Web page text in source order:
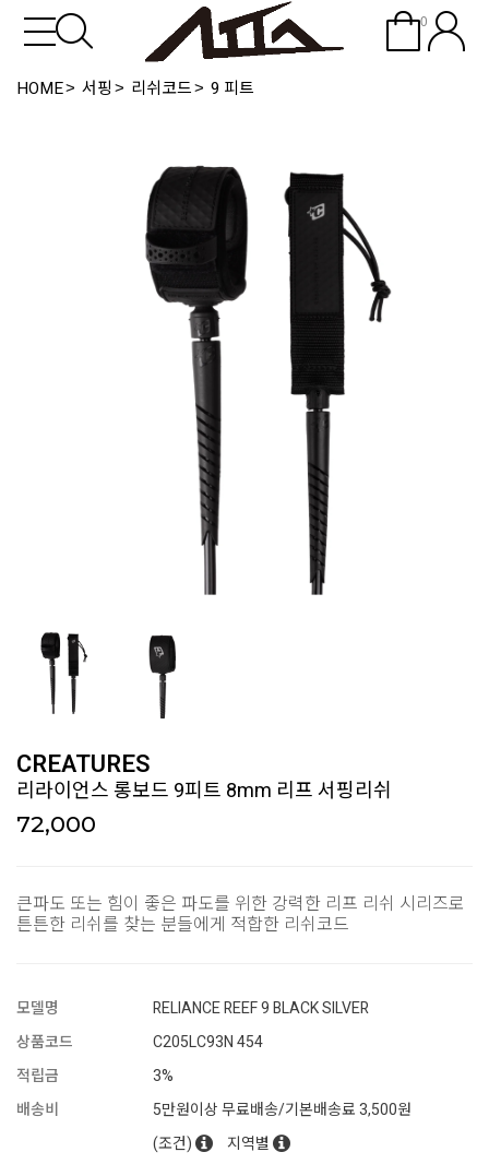
0
HOME 서핑 리쉬코드 9 피트
CREATURES
리라이언스 롱보드 9피트 8mm 리프 서핑리쉬
72,000
큰파도 또는 힘이 좋은 파도를 위한 강력한 리프 리쉬 시리즈로
튼튼한 리쉬를 찾는 분들에게 적합한 리쉬코드
모델명
RELIANCE REEF 9 BLACK SILVER
상품코드
C205LC93N 454
적립금
3%
배송비
5만원이상 무료배송/기본배송료 3,500원
(조건)
지역별